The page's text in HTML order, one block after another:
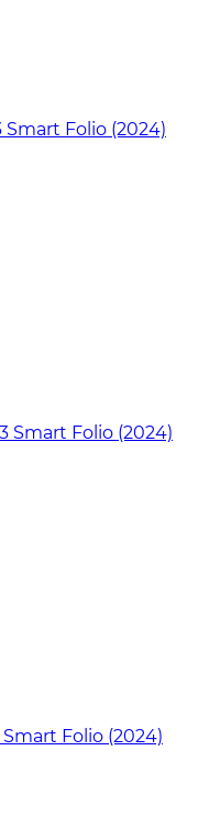
Smart Folio (2024)
Smart Folio (2024)
Folio (2024)